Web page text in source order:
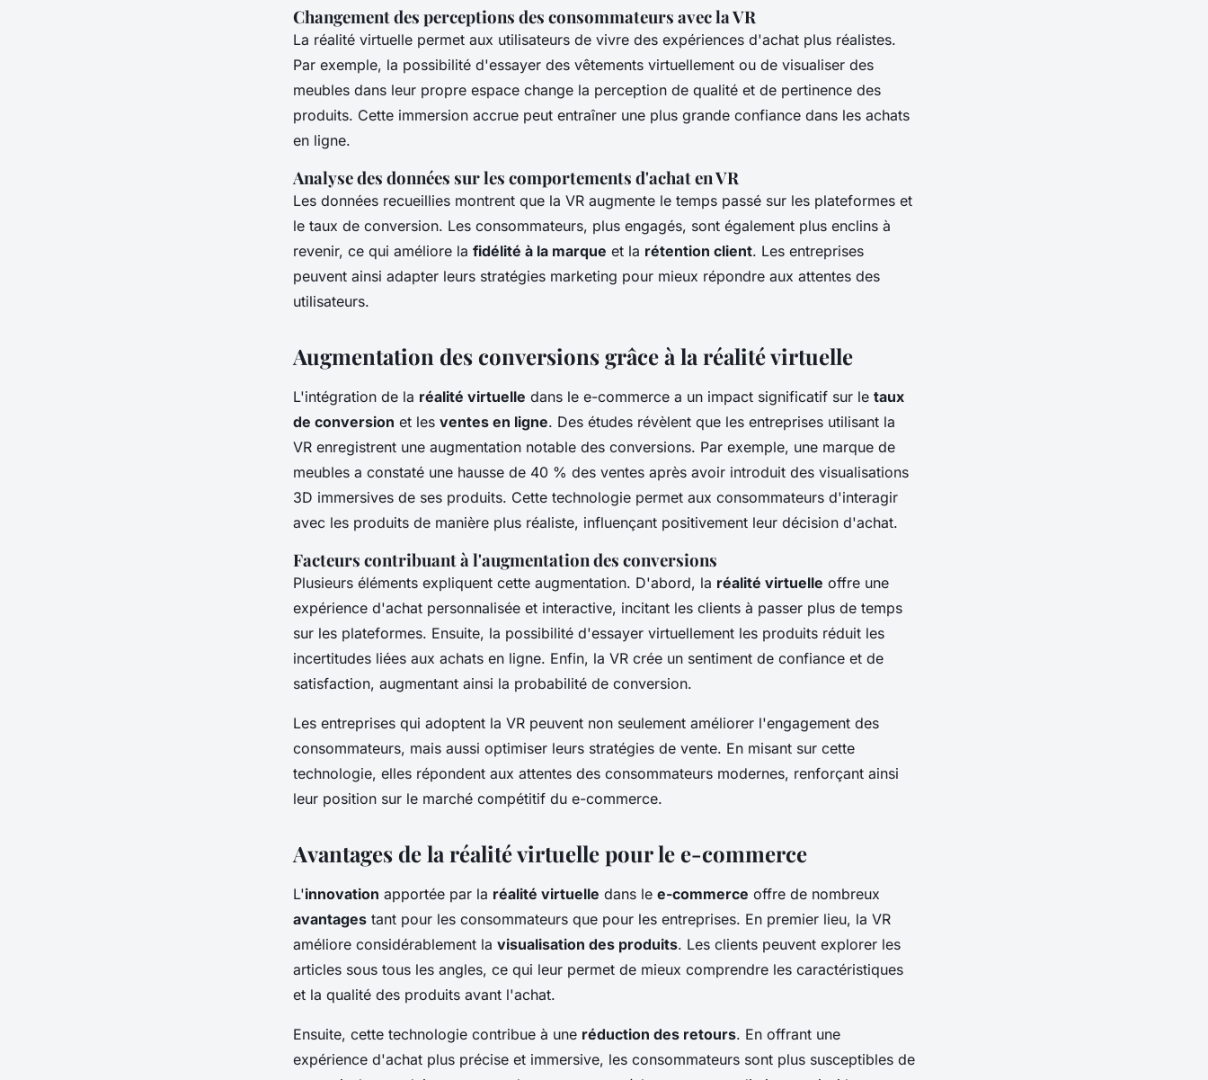
Changement des perceptions des consommateurs avec la VR
La réalité virtuelle permet aux utilisateurs de vivre des expériences d'achat plus réalistes.
Par exemple, la possibilité d'essayer des vêtements virtuellement ou de visualiser des
meubles dans leur propre espace change la perception de qualité et de pertinence des
produits. Cette immersion accrue peut entraîner une plus grande confiance dans les achats
en ligne.
Analyse des données sur les comportements d'achat en VR
Les données recueillies montrent que la VR augmente le temps passé sur les plateformes et
le taux de conversion. Les consommateurs, plus engagés, sont également plus enclins à
revenir, ce qui améliore la fidélité à la marque et la rétention client. Les entreprises
peuvent ainsi adapter leurs stratégies marketing pour mieux répondre aux attentes des
utilisateurs.
Augmentation des conversions grâce à la réalité virtuelle
L'intégration de la réalité virtuelle dans le e-commerce a un impact significatif sur le taux
de conversion et les ventes en ligne. Des études révèlent que les entreprises utilisant la
VR enregistrent une augmentation notable des conversions. Par exemple, une marque de
meubles a constaté une hausse de 40 % des ventes après avoir introduit des visualisations
3D immersives de ses produits. Cette technologie permet aux consommateurs d'interagir
avec les produits de manière plus réaliste, influençant positivement leur décision d'achat.
Facteurs contribuant à l'augmentation des conversions
Plusieurs éléments expliquent cette augmentation. D'abord, la réalité virtuelle offre une
expérience d'achat personnalisée et interactive, incitant les clients à passer plus de temps
sur les plateformes. Ensuite, la possibilité d'essayer virtuellement les produits réduit les
incertitudes liées aux achats en ligne. Enfin, la VR crée un sentiment de confiance et de
satisfaction, augmentant ainsi la probabilité de conversion.
Les entreprises qui adoptent la VR peuvent non seulement améliorer l'engagement des
consommateurs, mais aussi optimiser leurs stratégies de vente. En misant sur cette
technologie, elles répondent aux attentes des consommateurs modernes, renforçant ainsi
leur position sur le marché compétitif du e-commerce.
Avantages de la réalité virtuelle pour le e-commerce
L'innovation apportée par la réalité virtuelle dans le e-commerce offre de nombreux
avantages tant pour les consommateurs que pour les entreprises. En premier lieu, la VR
améliore considérablement la visualisation des produits. Les clients peuvent explorer les
articles sous tous les angles, ce qui leur permet de mieux comprendre les caractéristiques
et la qualité des produits avant l'achat.
Ensuite, cette technologie contribue à une réduction des retours. En offrant une
expérience d'achat plus précise et immersive, les consommateurs sont plus susceptibles de